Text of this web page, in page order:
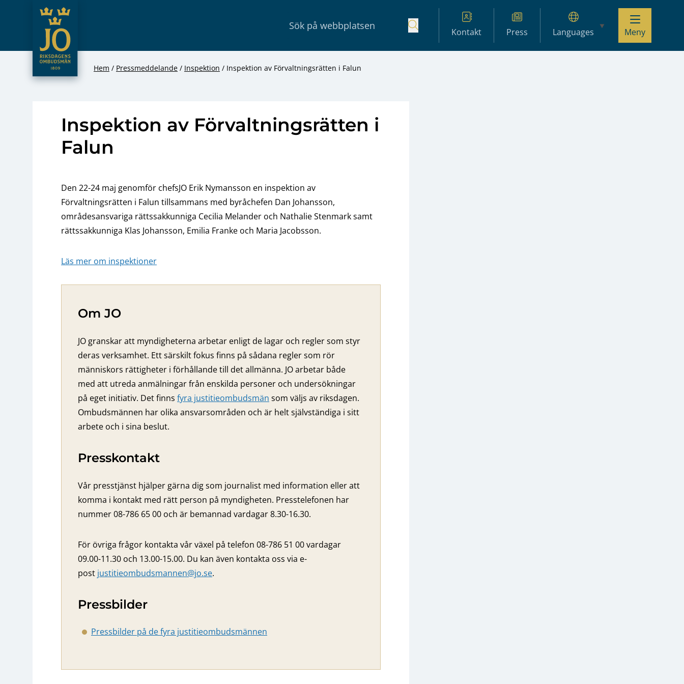
Hoppa till innehåll
JO – Riksdagens Ombudsmän
Kontakt Press Languages Meny
Hem Pressmeddelande Inspektion Inspektion av Förvaltningsrätten i Falun
Inspektion av Förvaltningsrätten i
Falun
Den 22-24 maj genomför chefsJO Erik Nymansson en inspektion av
Förvaltningsrätten i Falun tillsammans med byråchefen Dan Johansson,
områdesansvariga rättssakkunniga Cecilia Melander och Nathalie Stenmark samt
rättssakkunniga Klas Johansson, Emilia Franke och Maria Jacobsson.
Läs mer om inspektioner
Om JO
JO granskar att myndigheterna arbetar enligt de lagar och regler som styr
deras verksamhet. Ett särskilt fokus finns på sådana regler som rör
människors rättigheter i förhållande till det allmänna. JO arbetar både
med att utreda anmälningar från enskilda personer och undersökningar
på eget initiativ. Det finns fyra justitieombudsmän som väljs av riksdagen.
Ombudsmännen har olika ansvarsområden och är helt självständiga i sitt
arbete och i sina beslut.
Presskontakt
Vår presstjänst hjälper gärna dig som journalist med information eller att
komma i kontakt med rätt person på myndigheten. Presstelefonen har
nummer 08-786 65 00 och är bemannad vardagar 8.30-16.30.
För övriga frågor kontakta vår växel på telefon 08-786 51 00 vardagar
09.00-11.30 och 13.00-15.00. Du kan även kontakta oss via e-
post justitieombudsmannen@jo.se.
Pressbilder
Pressbilder på de fyra justitieombudsmännen